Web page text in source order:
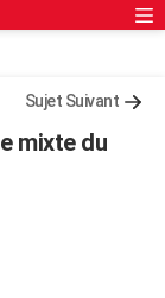
Sujet Suivant
mixte du